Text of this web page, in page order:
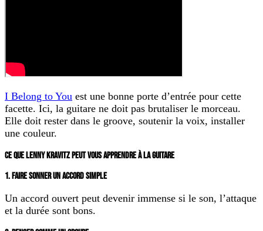
I Belong to You est une bonne porte d’entrée pour cette
facette. Ici, la guitare ne doit pas brutaliser le morceau.
Elle doit rester dans le groove, soutenir la voix, installer
une couleur.
CE QUE LENNY KRAVITZ PEUT VOUS APPRENDRE À LA GUITARE
1. FAIRE SONNER UN ACCORD SIMPLE
Un accord ouvert peut devenir immense si le son, l’attaque
et la durée sont bons.